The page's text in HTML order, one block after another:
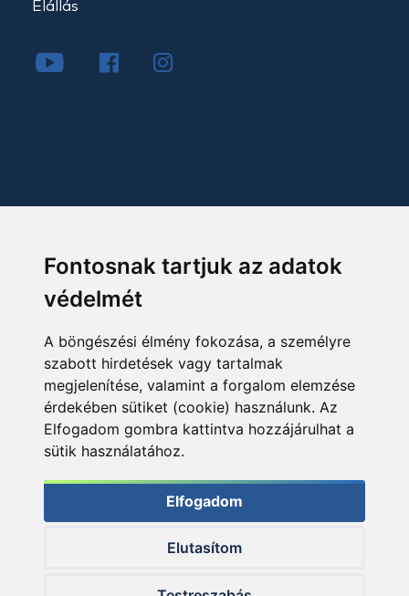
Fontosnak tartjuk az adatok
védelmét
A böngészési élmény fokozása, a személyre
szabott hirdetések vagy tartalmak
megjelenítése, valamint a forgalom elemzése
érdekében sütiket (cookie) használunk. Az
Elfogadom gombra kattintva hozzájárulhat a
sütik használatához.
Elfogadom
Elutasítom
Elállás